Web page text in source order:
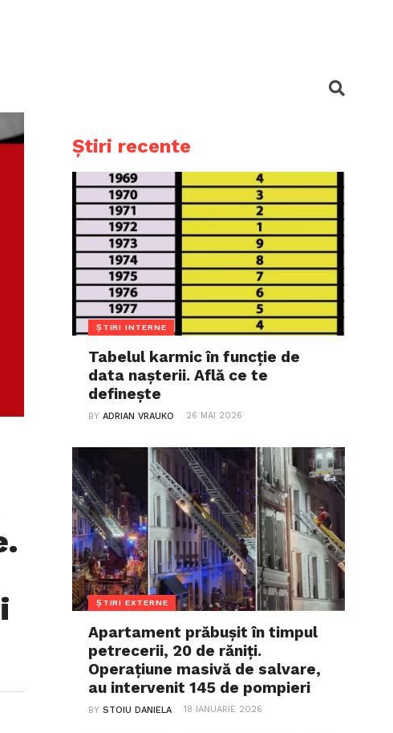
Știri recente
ȘTIRI INTERNE
Tabelul karmic în funcție de
data nașterii. Află ce te
definește
BYADRIAN VRAUKO 26 MAI 2026
ȘTIRI EXTERNE
Apartament prăbușit în timpul
petrecerii, 20 de răniți.
Operațiune masivă de salvare,
au intervenit 145 de pompieri
BYSTOIU DANIELA 18 IANUARIE 2026